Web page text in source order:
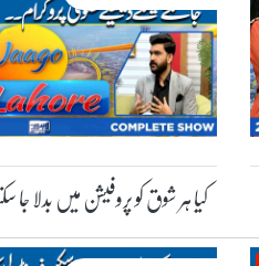
کیا ہر شوق کو پروفیشن میں بدلا